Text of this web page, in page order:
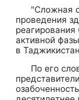
"Сложная
проведения
активной
в
По его